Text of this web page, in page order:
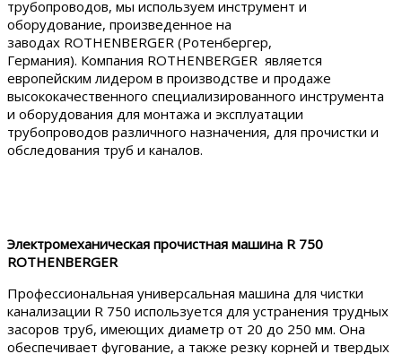
трубопроводов, мы используем инструмент и
оборудование, произведенное на
заводах ROTHENBERGER (Ротенбергер,
Германия). Компания ROTHENBERGER является
европейским лидером в производстве и продаже
высококачественного специализированного инструмента
и оборудования для монтажа и эксплуатации
трубопроводов различного назначения, для прочистки и
обследования труб и каналов.
Электромеханическая прочистная машина R 750
ROTHENBERGER
Профессиональная универсальная машина для чистки
канализации R 750 используется для устранения трудных
засоров труб, имеющих диаметр от 20 до 250 мм. Она
обеспечивает фугование, а также резку корней и твердых